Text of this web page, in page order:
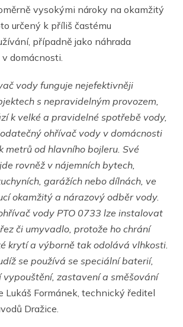
vysokými nároky na okamžitý
určený k příliš častému
případně jako náhrada
domácnosti.
vody funguje nejefektivněji
s nepravidelným provozem,
k velké a pravidelné spotřebě vody,
ohřívač vody v domácnosti
metrů od hlavního bojleru. Své
rovněž v nájemních bytech,
garážích nebo dílnách, ve
okamžitý a nárazový odběr vody.
vody PTO 0733 lze instalovat
či umyvadlo, protože ho chrání
krytí a výborně tak odolává vlhkosti.
se používá se speciální baterií,
vypouštění, zastavení a směšování
Lukáš Formánek, technický ředitel
Dražice.